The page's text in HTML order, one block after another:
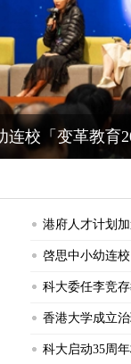
校「变革教育
港府人才计划
啓思中小幼连
科大委任李竞
香港大学成立
科大启动35周